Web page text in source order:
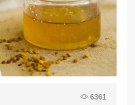
6361